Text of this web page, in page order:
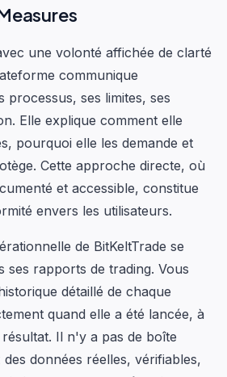
une volonté affichée de clarté
communique
processus, ses limites, ses
Elle explique comment elle
pourquoi elle les demande et
Cette approche directe, où
et accessible, constitue
envers les utilisateurs.
de BitKeltTrade se
ses rapports de trading. Vous
détaillé de chaque
quand elle a été lancée, à
Il n'y a pas de boîte
données réelles, vérifiables,